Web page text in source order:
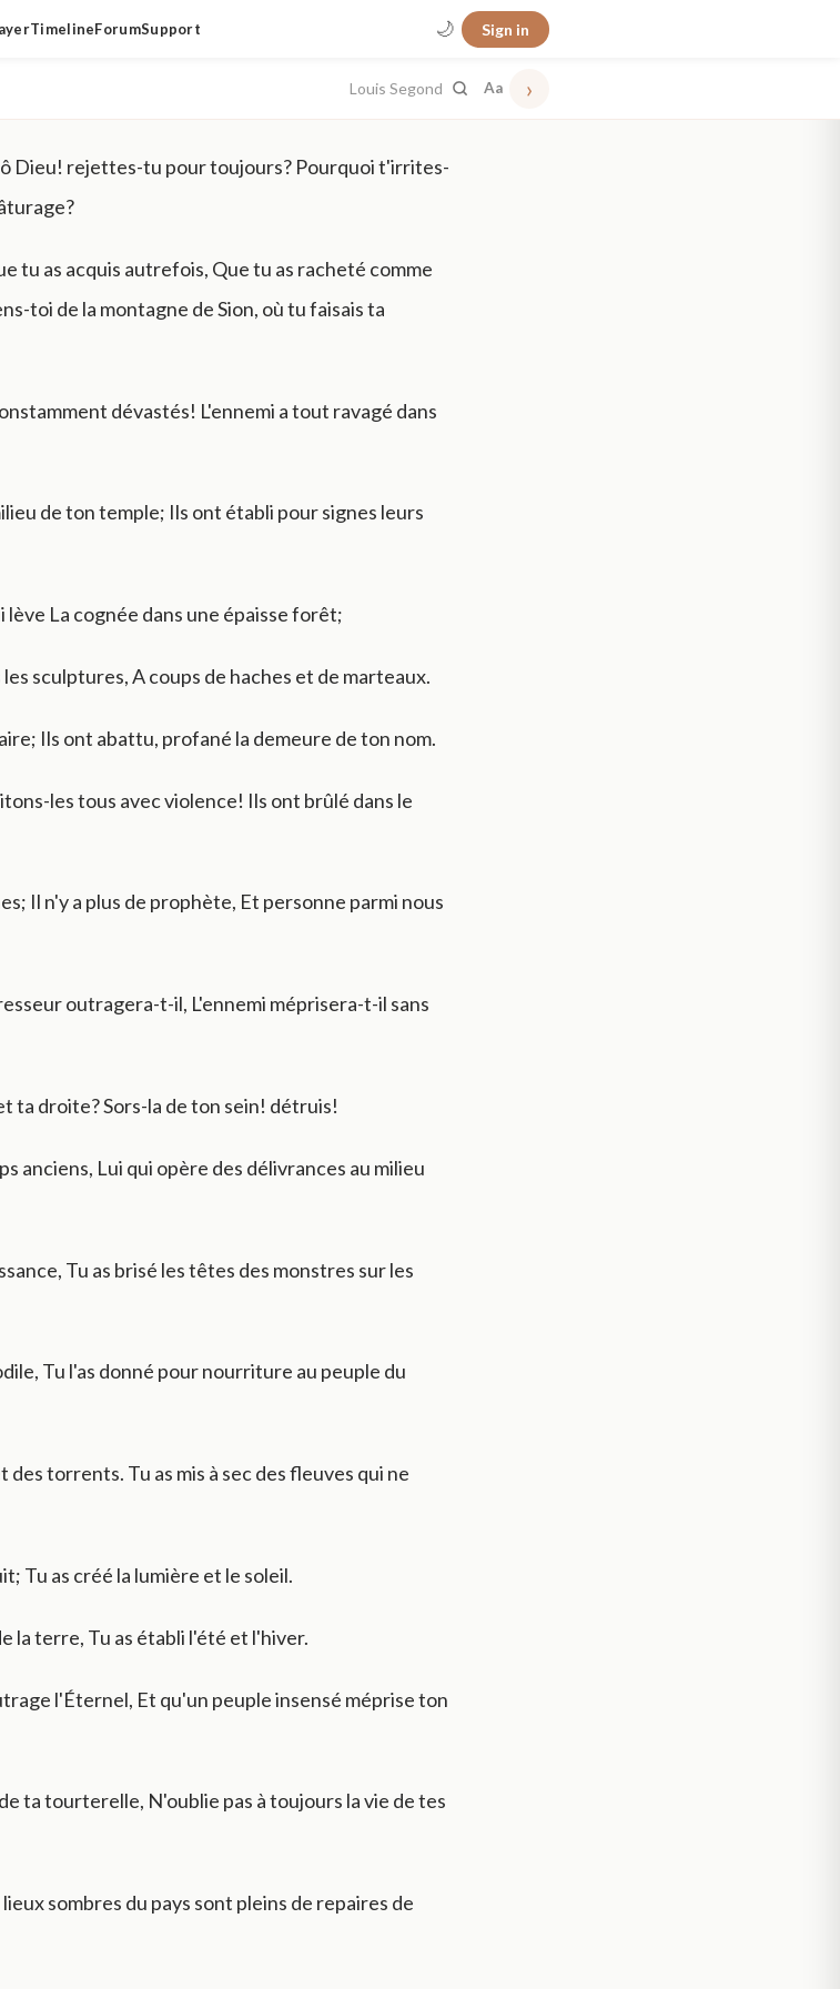
TimelineForumSupport 🌙 Sign in
Louis Segond Aa ›
Dieu! rejettes-tu pour toujours? Pourquoi t'irrites-
tu as acquis autrefois, Que tu as racheté comme
toi de la montagne de Sion, où tu faisais ta
dévastés! L'ennemi a tout ravagé dans
de ton temple; Ils ont établi pour signes leurs
lève La cognée dans une épaisse forêt;
sculptures, A coups de haches et de marteaux.
Ils ont abattu, profané la demeure de ton nom.
les tous avec violence! Ils ont brûlé dans le
Il n'y a plus de prophète, Et personne parmi nous
outragera-t-il, L'ennemi méprisera-t-il sans
ta droite? Sors-la de ton sein! détruis!
anciens, Lui qui opère des délivrances au milieu
Tu as brisé les têtes des monstres sur les
Tu l'as donné pour nourriture au peuple du
des torrents. Tu as mis à sec des fleuves qui ne
Tu as créé la lumière et le soleil.
la terre, Tu as établi l'été et l'hiver.
l'Éternel, Et qu'un peuple insensé méprise ton
ta tourterelle, N'oublie pas à toujours la vie de tes
sombres du pays sont pleins de repaires de